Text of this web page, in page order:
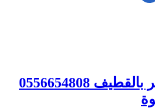
شركة تصميم نوافير بالقطيف 0556654808